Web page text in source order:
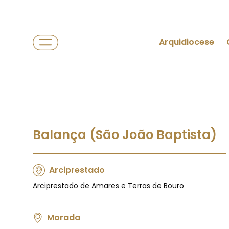
Arquidiocese
Balança (São João Baptista)
Arciprestado
Arciprestado de Amares e Terras de Bouro
Morada